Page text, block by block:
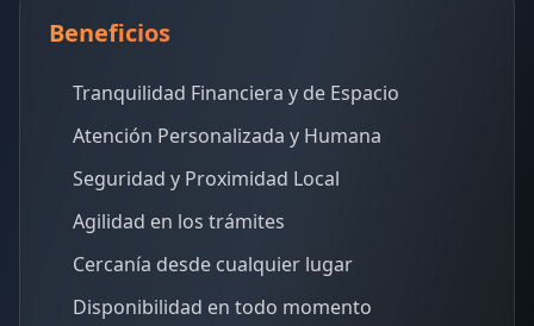
Beneficios
Tranquilidad Financiera y de Espacio
Atención Personalizada y Humana
Seguridad y Proximidad Local
Agilidad en los trámites
Cercanía desde cualquier lugar
Disponibilidad en todo momento